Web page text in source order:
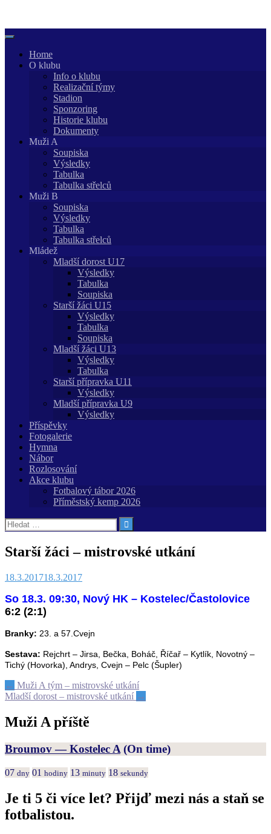
content
Home
O klubu
Info o klubu
Realizační týmy
Stadion
Sponzoring
Historie klubu
Dokumenty
Muži A
Soupiska
Výsledky
Tabulka
Tabulka střelců
Muži B
Soupiska
Výsledky
Tabulka
Tabulka střelců
Mládež
Mladší dorost U17
Výsledky
Tabulka
Soupiska
Starší žáci U15
Výsledky
Tabulka
Soupiska
Mladší žáci U13
Výsledky
Tabulka
Starší přípravka U11
Výsledky
Mladší přípravka U9
Výsledky
Příspěvky
Fotogalerie
Hymna
Nábor
Rozlosování
Akce klubu
Fotbalový tábor 2026
Příměstský kemp 2026
Vyhledávání
Starší žáci – mistrovské utkání
18.3.201718.3.2017
So 18.3. 09:30, Nový HK – Kostelec/Častolovice
6:2 (2:1)
Branky: 23. a 57.Cvejn
Sestava: Rejchrt – Jirsa, Bečka, Boháč, Říčař – Kytlík, Novotný –
Tichý (Hovorka), Andrys, Cvejn – Pelc (Šupler)
Post
navigation
← Muži A tým – mistrovské utkání
Mladší dorost – mistrovské utkání →
Muži A příště
Broumov — Kostelec A (On time)
07 dny 01 hodiny 13 minuty 18 sekundy
Je ti 5 či více let? Přijď mezi nás a staň se
fotbalistou.